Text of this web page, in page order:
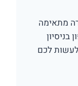
מתאימה
לכם